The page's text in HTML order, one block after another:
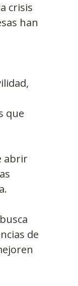
crisis
han
que
abrir
de